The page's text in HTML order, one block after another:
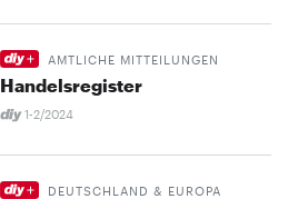
AMTLICHE MITTEILUNGEN
Handelsregister
1-2/2024
DEUTSCHLAND & EUROPA